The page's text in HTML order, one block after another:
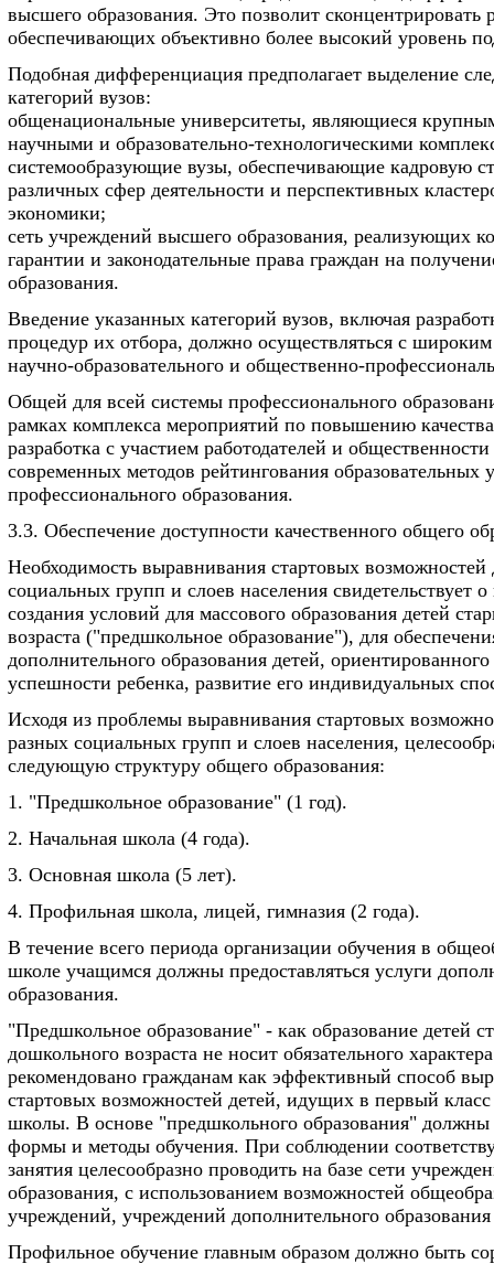
высшего образования. Это позволит сконцентрировать
обеспечивающих объективно более высокий уровень
Подобная дифференциация предполагает выделение
категорий вузов:
общенациональные университеты, являющиеся
научными и образовательно-технологическими
системообразующие вузы, обеспечивающие кадровую
различных сфер деятельности и перспективных
экономики;
сеть учреждений высшего образования, реализующих
гарантии и законодательные права граждан на
образования.
Введение указанных категорий вузов, включая
процедур их отбора, должно осуществляться с
научно-образовательного и общественно-
Общей для всей системы профессионального
рамках комплекса мероприятий по повышению
разработка с участием работодателей и
современных методов рейтингования образовательных
профессионального образования.
3.3. Обеспечение доступности качественного общего
Необходимость выравнивания стартовых возможностей
социальных групп и слоев населения свидетельствует о
создания условий для массового образования детей
возраста ("предшкольное образование"), для
дополнительного образования детей,
успешности ребенка, развитие его индивидуальных
Исходя из проблемы выравнивания стартовых
разных социальных групп и слоев населения,
следующую структуру общего образования:
1. "Предшкольное образование" (1 год).
2. Начальная школа (4 года).
3. Основная школа (5 лет).
4. Профильная школа, лицей, гимназия (2 года).
В течение всего периода организации обучения в
школе учащимся должны предоставляться услуги
образования.
"Предшкольное образование" - как образование детей
дошкольного возраста не носит обязательного
рекомендовано гражданам как эффективный способ
стартовых возможностей детей, идущих в первый
школы. В основе "предшкольного образования" должны
формы и методы обучения. При соблюдении
занятия целесообразно проводить на базе сети
образования, с использованием возможностей
учреждений, учреждений дополнительного
Профильное обучение главным образом должно быть